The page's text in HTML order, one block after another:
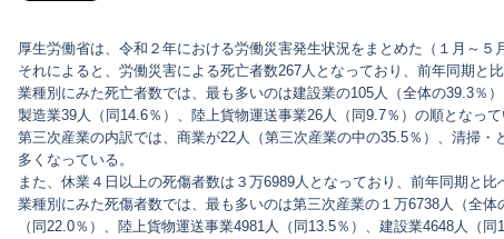
厚生労働省は、令和２年における労働災害発生状況をまとめた（１月～５
それによると、労働災害による死亡者数267人となっており、前年同期と
業種別にみた死亡者数では、最も多いのは建設業の105人（全体の39.3％
製造業39人（同14.6％）、陸上貨物運送事業26人（同9.7％）の順となって
第三次産業の内訳では、商業が22人（第三次産業の中の35.5％）、清掃・
多くなっている。
また、休業４日以上の死傷者数は３万6989人となっており、前年同期と比
業種別にみた死傷者数では、最も多いのは第三次産業の１万6738人（全体
（同22.0％）、陸上貨物運送事業4981人（同13.5％）、建設業4648人（同